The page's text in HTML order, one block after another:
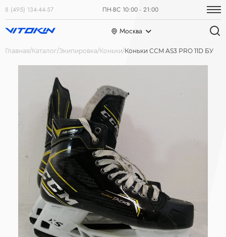
8 (495) 134-44-57 ПН-ВС 10:00 - 21:00
Москва
Главная Каталог Экипировка Коньки Коньки CCM AS3 PRO 11D БУ